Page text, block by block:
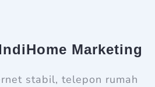
Marketing
stabil, telepon rumah